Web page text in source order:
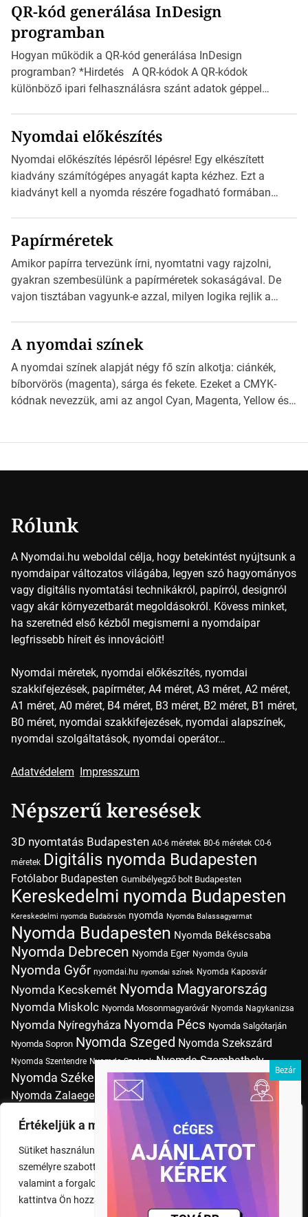
Értékeljük a magánéletét
Sütiket használunk a böngészési élmény fokozására,
személyre szabott hirdetések vagy tartalmak megjelenítésére,
valamint a forgalom elemzésére. A "Mindent elfogad" gombra
kattintva Ön hozzájárul a cookie-k használatához.
mutatja az A4-es papírlaphoz viszonyítva. Az amerikai és
észak-amerikai boríték méretére az ISO 216 nem
vonatkozik. Boríték méretének táblázata C0-tól […]
QR-kód generálása InDesign
programban
Hogyan működik a QR-kód generálása InDesign
programban? *Hirdetés A QR-kódok A QR-kódok
különböző ipari felhasználásra szánt adatok géppel
okostelefonjára telepíthet egy QR-kód-leolvasó
alkalmazást, ami leolvasni és dekódolni képes az URL-
információt és átirányítja a telefon böngészőjét a cég
weblapjára. A QR-kód beolvasása után a felhasználó
Nyomdai előkészítés
Nyomdai előkészítés lépésről lépésre! Egy elkészített
kiadvány számítógépes anyagát kapta kézhez. Ezt a
kiadványt kell a nyomda részére fogadható formában
Illustratorban készült vektorgrafika. *Hirdetés Minden
esetben konzultáljunk a nyomdával, mielőtt elkezdjük a
nyomdai előkészítést!Nehogy az elkészült munka után
derüljön ki, hogy valamit másképp kellett volna csinálni! […]
Papírméretek
Amikor papírra tervezünk írni, nyomtatni vagy rajzolni,
gyakran szembesülünk a papírméretek sokaságával. De
vajon tisztában vagyunk-e azzal, milyen logika rejlik a
*Hirdetés Ebben a cikkben a papírméretek izgalmas
világába kalauzolunk el téged, hogy jobban megértsd,
milyen szempontok alapján érdemes választanod a
jövőben. Bevezetés a papírméretek világába A […]
A nyomdai színek
A nyomdai színek alapját négy fő szín alkotja: ciánkék,
bíborvörös (magenta), sárga és fekete. Ezeket a CMYK-
kódnak nevezzük, ami az angol Cyan, Magenta, Yellow és
Rólunk
A Nyomdai.hu weboldal célja, hogy betekintést nyújtsunk a
nyomdaipar változatos világába, legyen szó hagyományos
vagy digitális nyomtatási technikákról, papírról, designról
vagy akár környezetbarát megoldásokról. Kövess minket,
ha szeretnéd első kézből megismerni a nyomdaipar
legfrissebb híreit és innovációit!
Nyomdai méretek, nyomdai előkészítés, nyomdai
szakkifejezések, papírméter, A4 méret, A3 méret, A2 méret,
A1 méret, A0 méret, B4 méret, B3 méret, B2 méret, B1 méret,
B0 méret, nyomdai szakkifejezések, nyomdai alapszínek,
nyomdai szolgáltatások, nyomdai operátor…
Adatvédelem Impresszum
Népszerű keresések
3D nyomtatás Budapesten A0-6 méretek B0-6 méretek C0-6
méretek Digitális nyomda Budapesten
Fotólabor Budapesten Gumibélyegző bolt Budapesten
Kereskedelmi nyomda Budapesten
Kereskedelmi nyomda Budaörsön nyomda Nyomda Balassagyarmat
Nyomda Budapesten Nyomda Békéscsaba
Nyomda Debrecen Nyomda Eger Nyomda Gyula
Nyomda Győr nyomdai.hu nyomdai színek Nyomda Kaposvár
Nyomda Kecskemét Nyomda Magyarország
Nyomda Miskolc Nyomda Mosonmagyaróvár Nyomda Nagykanizsa
Nyomda Nyíregyháza Nyomda Pécs Nyomda Salgótarján
Nyomda Sopron Nyomda Szeged Nyomda Szekszárd
Nyomda Szentendre Nyomda Szolnok Nyomda Szombathely
Nyomda Székesfehérvár Nyomda Tatabánya Nyomda Vác
Nyomda Zalaegerszeg Nyomda Érd nyomtatás
Nyomtatás Budapesten
Pólónyomtatás Budapesten Szitanyomda Budapesten
Tudásbázis